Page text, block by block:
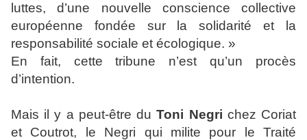
luttes, d’une nouvelle conscience collective
européenne fondée sur la solidarité et la
responsabilité sociale et écologique. »
En fait, cette tribune n’est qu’un procès
d’intention.
Mais il y a peut-être duToni Negri chez Coriat
et Coutrot, le Negri qui milite pour le Traité